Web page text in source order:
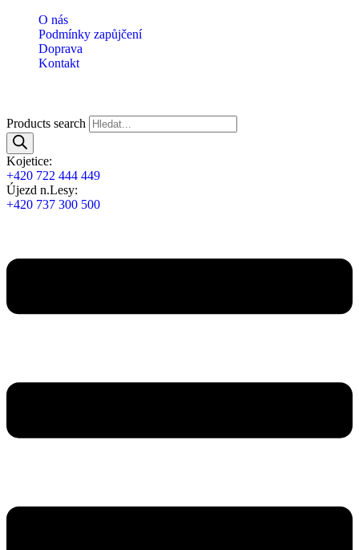
O nás
Podmínky zapůjčení
Doprava
Kontakt
Products search
Kojetice:
+420 722 444 449
Újezd n.Lesy:
+420 737 300 500